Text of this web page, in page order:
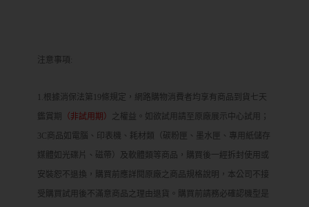
注意事項:
1.根據消保法第19條規定，網路購物消費者均享有商品到貨七天
鑑賞期
（非試用期） 之權益。如欲試用請至原廠展示中心試用；
3C商品如電腦、印表機、耗材類（碳粉匣、墨水匣、專用紙儲存
媒體如光碟片、磁帶）及軟體類等商品，購買後一經拆封使用或
安裝恕不退換，購買前應詳閱原廠之商品規格說明，本公司不接
受購買試用後不滿意商品之理由退貨。購買前請務必確認機型是